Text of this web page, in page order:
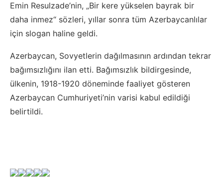
Emin Resulzade’nin, „Bir kere yükselen bayrak bir
daha inmez“ sözleri, yıllar sonra tüm Azerbaycanlılar
için slogan haline geldi.
Azerbaycan, Sovyetlerin dağılmasının ardından tekrar
bağımsızlığını ilan etti. Bağımsızlık bildirgesinde,
ülkenin, 1918-1920 döneminde faaliyet gösteren
Azerbaycan Cumhuriyeti’nin varisi kabul edildiği
belirtildi.